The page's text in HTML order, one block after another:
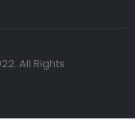
All Rights